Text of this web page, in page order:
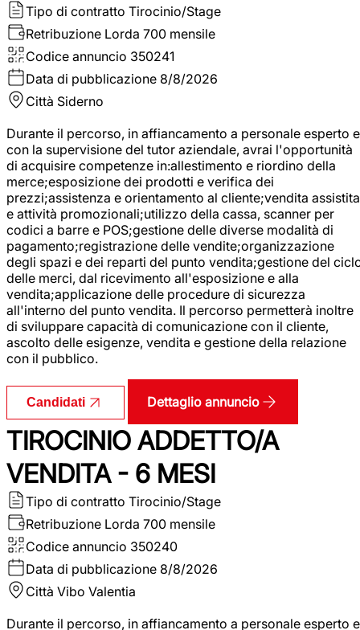
Tipo di contratto Tirocinio/Stage
Retribuzione Lorda 700 mensile
Codice annuncio 350241
Data di pubblicazione 8/8/2026
Città Siderno
Durante il percorso, in affiancamento a personale esperto e
con la supervisione del tutor aziendale, avrai l'opportunità
di acquisire competenze in:allestimento e riordino della
merce;esposizione dei prodotti e verifica dei
prezzi;assistenza e orientamento al cliente;vendita assistita
e attività promozionali;utilizzo della cassa, scanner per
codici a barre e POS;gestione delle diverse modalità di
pagamento;registrazione delle vendite;organizzazione
degli spazi e dei reparti del punto vendita;gestione del
delle merci, dal ricevimento all'esposizione e alla
vendita;applicazione delle procedure di sicurezza
all'interno del punto vendita. Il percorso permetterà inoltre
di sviluppare capacità di comunicazione con il cliente,
ascolto delle esigenze, vendita e gestione della relazione
con il pubblico.
Candidati Dettaglio annuncio
TIROCINIO ADDETTO/A
VENDITA - 6 MESI
Tipo di contratto Tirocinio/Stage
Retribuzione Lorda 700 mensile
Codice annuncio 350240
Data di pubblicazione 8/8/2026
Città Vibo Valentia
Durante il percorso, in affiancamento a personale esperto e